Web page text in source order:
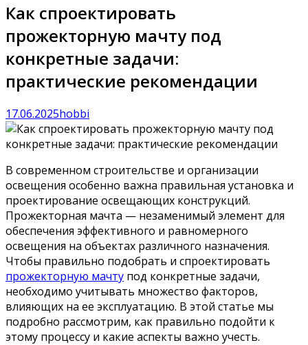
Как спроектировать
прожекторную мачту под
конкретные задачи:
практические рекомендации
17.06.2025hobbi
В современном строительстве и организации
освещения особенно важна правильная установка и
проектирование освещающих конструкций.
Прожекторная мачта — незаменимый элемент для
обеспечения эффективного и равномерного
освещения на объектах различного назначения.
Чтобы правильно подобрать и спроектировать
прожекторную мачту под конкретные задачи,
необходимо учитывать множество факторов,
влияющих на ее эксплуатацию. В этой статье мы
подробно рассмотрим, как правильно подойти к
этому процессу и какие аспекты важно учесть.